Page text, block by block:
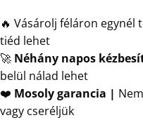
🔥 Vásárolj féláron
tiéd lehet
🚀 Néhány napos
belül nálad lehet
❤️ Mosoly garancia |
vagy cseréljük